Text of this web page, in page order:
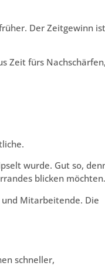
Der Zeitgewinn ist
Zeit fürs Nachschärfen,
wurde. Gut so,
blicken möchten.
Mitarbeitende. Die
schneller,